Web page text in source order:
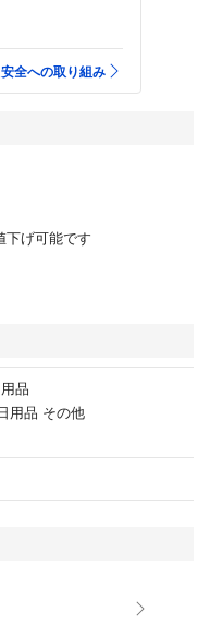
全への取り組み
げ可能です
品
用品 その他